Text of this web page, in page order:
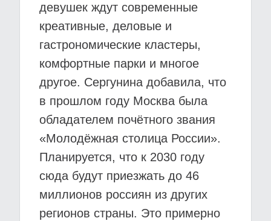
девушек ждут современные
креативные, деловые и
гастрономические кластеры,
комфортные парки и многое
другое. Сергунина добавила, что
в прошлом году Москва была
обладателем почётного звания
«Молодёжная столица России».
Планируется, что к 2030 году
сюда будут приезжать до 46
миллионов россиян из других
регионов страны. Это примерно